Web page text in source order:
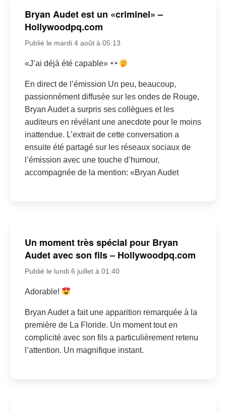
Bryan Audet est un «criminel» –
Hollywoodpq.com
Publié le mardi 4 août à 05:13
«J’ai déjà été capable»
En direct de l’émission Un peu, beaucoup,
passionnément diffusée sur les ondes de Rouge,
Bryan Audet a surpris ses collègues et les
auditeurs en révélant une anecdote pour le moins
inattendue. L’extrait de cette conversation a
ensuite été partagé sur les réseaux sociaux de
l’émission avec une touche d’humour,
accompagnée de la mention: «Bryan Audet
Un moment très spécial pour Bryan
Audet avec son fils – Hollywoodpq.com
Publié le lundi 6 juillet à 01:40
Adorable!
Bryan Audet a fait une apparition remarquée à la
première de La Floride. Un moment tout en
complicité avec son fils a particulièrement retenu
l’attention. Un magnifique instant.